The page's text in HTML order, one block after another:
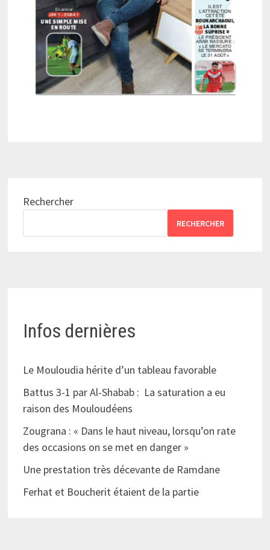
Rechercher
RECHERCHER
Infos dernières
Le Mouloudia hérite d’un tableau favorable
Battus 3-1 par Al-Shabab : La saturation a eu
raison des Mouloudéens
Zougrana : « Dans le haut niveau, lorsqu’on rate
des occasions on se met en danger »
Une prestation très décevante de Ramdane
Ferhat et Boucherit étaient de la partie